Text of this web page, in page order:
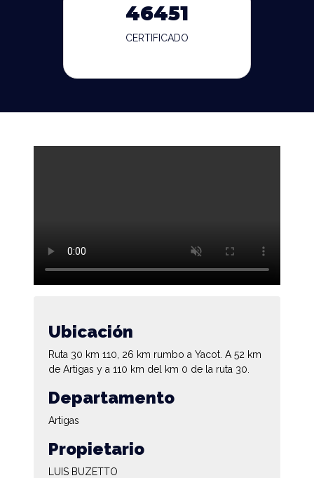
46451
CERTIFICADO
Ubicación
Ruta 30 km 110, 26 km rumbo a Yacot. A 52 km
de Artigas y a 110 km del km 0 de la ruta 30.
Departamento
Artigas
Propietario
LUIS BUZETTO